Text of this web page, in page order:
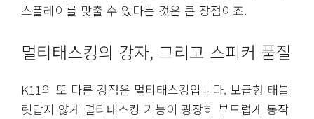
스플레이를 맞출 수 있다는 것은 큰 장점이죠.
멀티태스킹의 강자, 그리고 스피커 품질
K11의 또 다른 강점은 멀티태스킹입니다. 보급형 태블
릿답지 않게 멀티태스킹 기능이 굉장히 부드럽게 동작